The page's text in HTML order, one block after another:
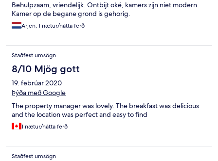
Behulpzaam, vriendelijk. Ontbijt oké, kamers zijn niet modern.
Kamer op de begane grond is gehorig.
Arjen, 1 nætur/nátta ferð
Staðfest umsögn
8/10 Mjög gott
19. febrúar 2020
Þýða með Google
The property manager was lovely. The breakfast was delicious
and the location was perfect and easy to find
1 nætur/nátta ferð
Staðfest umsögn